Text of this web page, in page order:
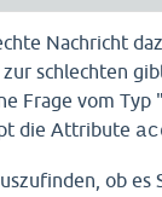
Nachricht
schlechten
Frage vom
die Attribute
ob